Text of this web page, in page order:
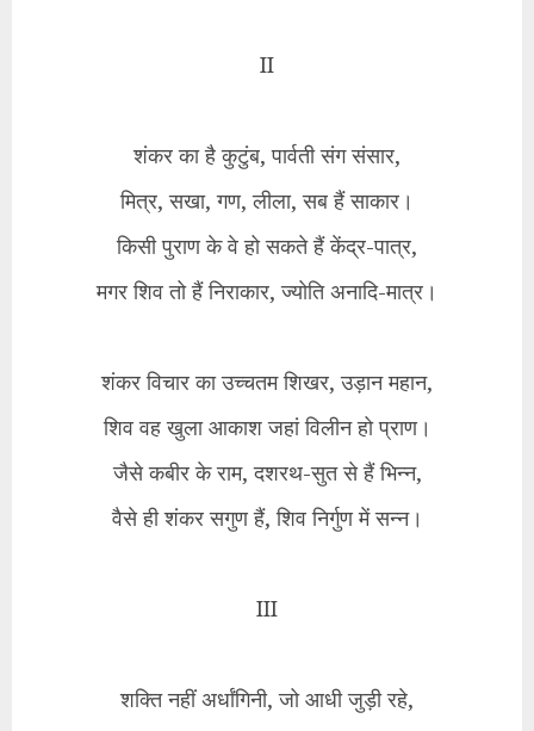
II
शंकर का है कुटुंब, पार्वती संग संसार,
मित्र, सखा, गण, लीला, सब हैं साकार।
किसी पुराण के वे हो सकते हैं केंद्र-पात्र,
मगर शिव तो हैं निराकार, ज्योति अनादि-मात्र।
शंकर विचार का उच्चतम शिखर, उड़ान महान,
शिव वह खुला आकाश जहां विलीन हो प्राण।
जैसे कबीर के राम, दशरथ-सुत से हैं भिन्न,
वैसे ही शंकर सगुण हैं, शिव निर्गुण में सन्न।
III
शक्ति नहीं अर्धांगिनी, जो आधी जुड़ी रहे,